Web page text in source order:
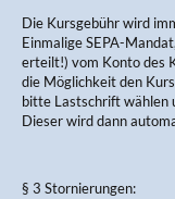
Die Kursgebühr wird
Einmalige SEPA-
erteilt!) vom Konto des
die Möglichkeit den
bitte Lastschrift wählen
Dieser wird dann
§ 3 Stornierungen: